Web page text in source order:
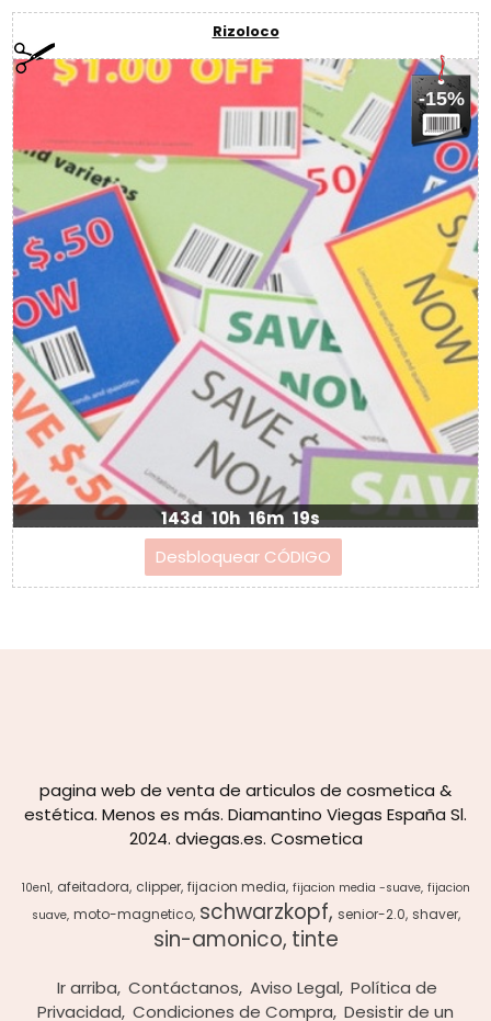
Rizoloco
-15%
143d 10h 16m 19s
pagina web de venta de articulos de cosmetica &
estética. Menos es más. Diamantino Viegas España Sl.
2024. dviegas.es. Cosmetica
10en1 afeitadora clipper fijacion media fijacion media -suave fijacion
suave moto-magnetico schwarzkopf senior-2.0 shaver
sin-amonico tinte
Ir arriba Contáctanos Aviso Legal Política de
Privacidad Condiciones de Compra Desistir de un